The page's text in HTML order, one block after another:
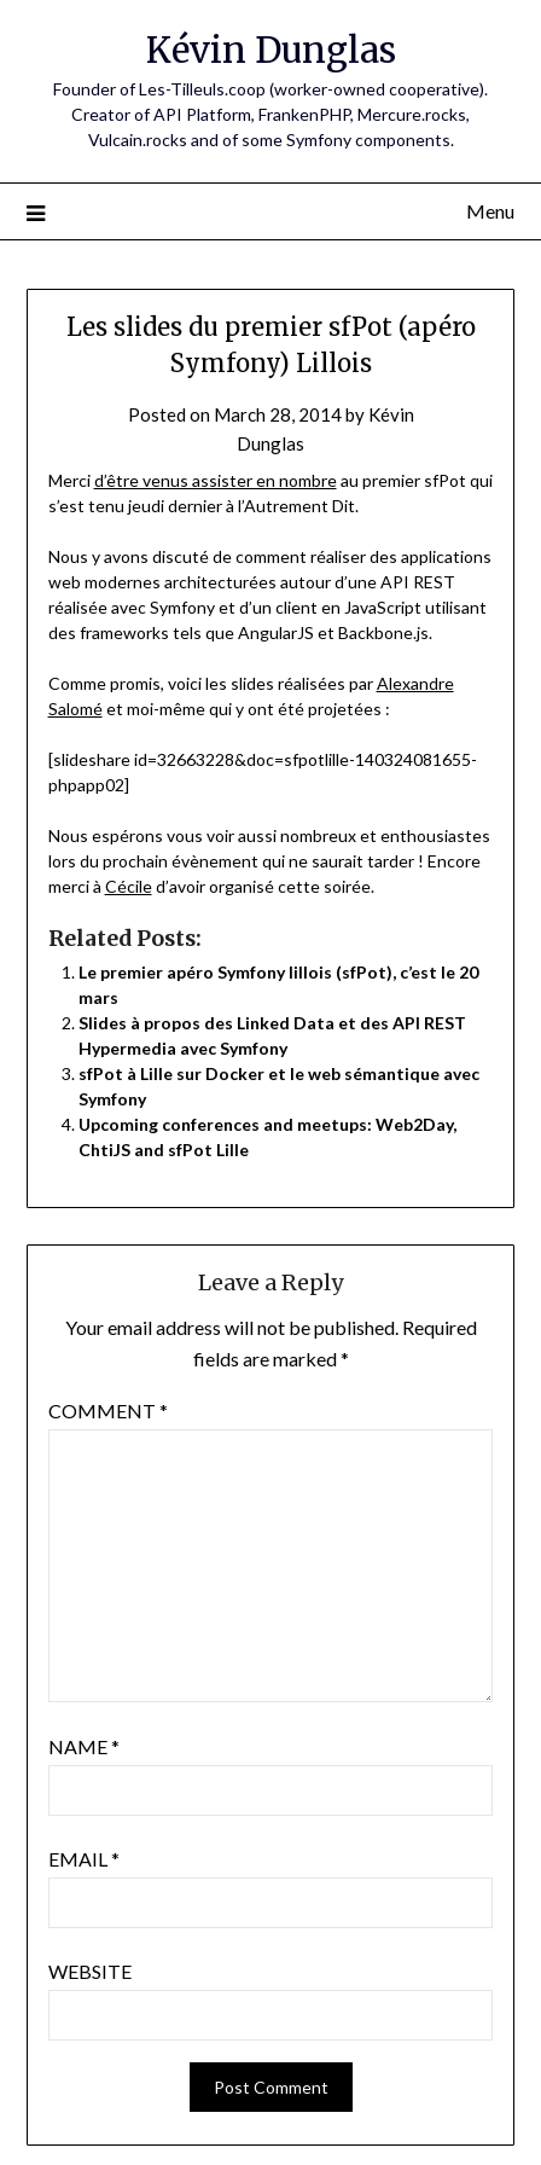
Kévin Dunglas
Founder of Les-Tilleuls.coop (worker-owned cooperative).
Creator of API Platform, FrankenPHP, Mercure.rocks,
Vulcain.rocks and of some Symfony components.
Menu
Les slides du premier sfPot (apéro
Symfony) Lillois
Posted on March 28, 2014by Kévin
Dunglas
Mercid’être venus assister en nombreau premier sfPot qui
s’est tenu jeudi dernier à l’Autrement Dit.
Nous y avons discuté de comment réaliser des applications
web modernes architecturées autour d’une API REST
réalisée avec Symfony et d’un client en JavaScript utilisant
des frameworks tels que AngularJS et Backbone.js.
Comme promis, voici les slides réalisées parAlexandre
Saloméet moi-même qui y ont été projetées :
[slideshare id=32663228&doc=sfpotlille-140324081655-
phpapp02]
Nous espérons vous voir aussi nombreux et enthousiastes
lors du prochain évènement qui ne saurait tarder ! Encore
merci à Céciled’avoir organisé cette soirée.
Related Posts:
Le premier apéro Symfony lillois (sfPot), c’est le 20
mars
Slides à propos des Linked Data et des API REST
Hypermedia avec Symfony
sfPot à Lille sur Docker et le web sémantique avec
Symfony
Upcoming conferences and meetups: Web2Day,
ChtiJS and sfPot Lille
Leave a Reply
Your email address will not be published. Required
fields are marked*
COMMENT *
NAME*
EMAIL*
WEBSITE